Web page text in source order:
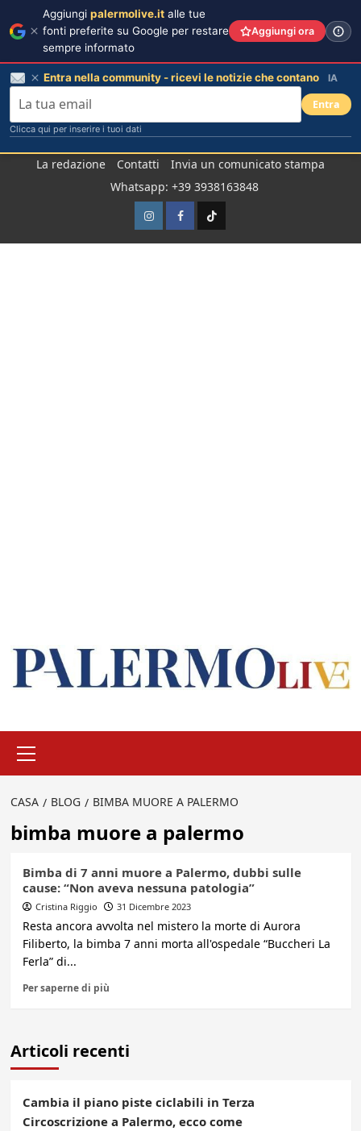
La redazione Contatti
Invia un comunicato stampa
Whatsapp: +39 3938163848
InstagramFacebook
TikTok
principale
CASA BLOG BIMBA MUORE A PALERMO
bimba muore a palermo
Bimba di 7 anni muore a Palermo, dubbi sulle
cause: “Non aveva nessuna patologia”
Cristina Riggio 31 Dicembre 2023
Resta ancora avvolta nel mistero la morte di Aurora
Filiberto, la bimba 7 anni morta all'ospedale “Buccheri La
Ferla” di...
Per saperne di più
Articoli recenti
Cambia il piano piste ciclabili in Terza
Circoscrizione a Palermo, ecco come
Aggiungi palermolive.it alle tue
fonti preferite su Google per restare
sempre informato
Aggiungi ora
Entra nella community - ricevi le notizie che contano IA
Entra
Clicca qui per inserire i tuoi dati